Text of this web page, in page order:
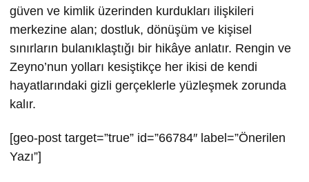
güven ve kimlik üzerinden kurdukları ilişkileri
merkezine alan; dostluk, dönüşüm ve kişisel
sınırların bulanıklaştığı bir hikâye anlatır. Rengin ve
Zeyno’nun yolları kesiştikçe her ikisi de kendi
hayatlarındaki gizli gerçeklerle yüzleşmek zorunda
kalır.
[geo-post target=”true” id=”66784″ label=”Önerilen
Yazı”]